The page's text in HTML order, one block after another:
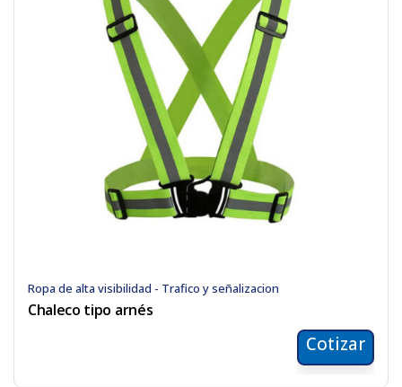
Ropa de alta visibilidad - Trafico y señalizacion
Chaleco tipo arnés
Cotizar